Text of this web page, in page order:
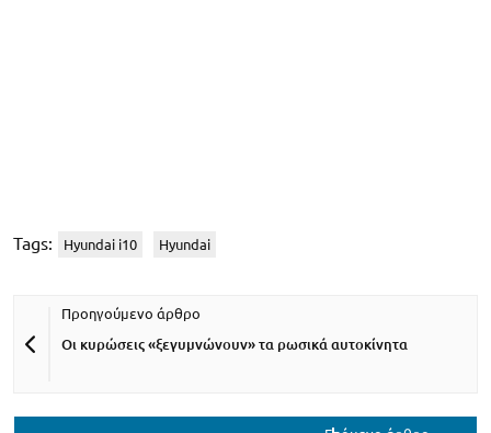
Tags: Hyundai i10 Hyundai
Οι κυρώσεις «ξεγυμνώνουν» τα ρωσικά αυτοκίνητα